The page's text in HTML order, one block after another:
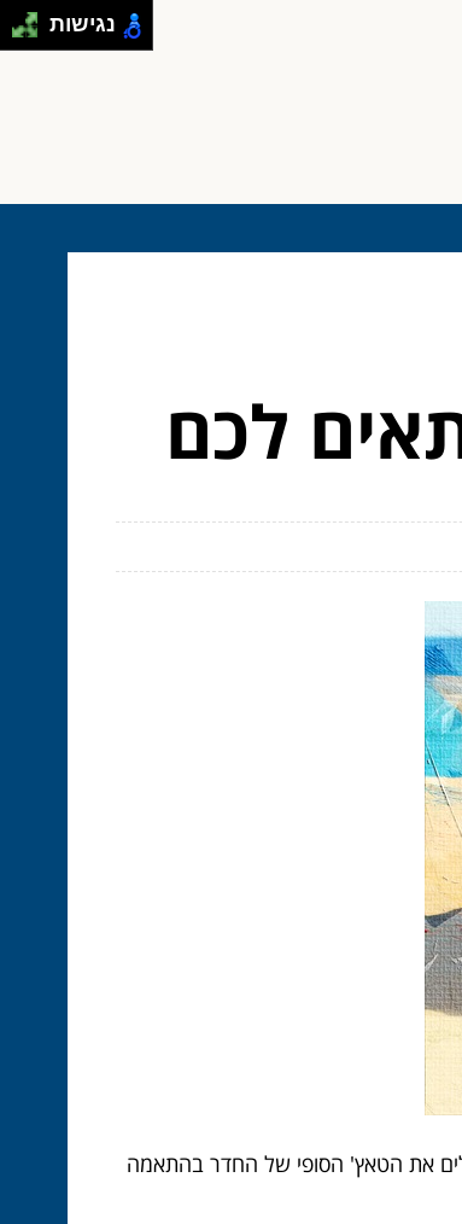
לכם
את הטאץ' הסופי של החדר בהתאמה
נגישות